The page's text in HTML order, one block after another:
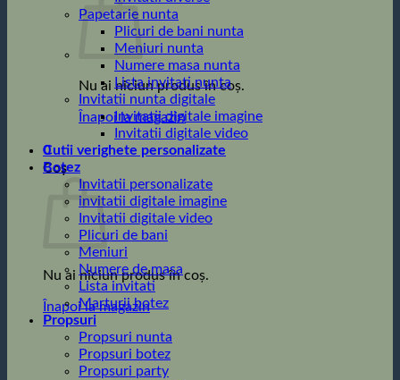
Nu ai niciun produs în coș.
Înapoi la magazin
0
Coș
Nu ai niciun produs în coș.
Înapoi la magazin
Papetarie nunta
Plicuri de bani nunta
Meniuri nunta
Numere masa nunta
Lista invitati nunta
Invitatii nunta digitale
Invitatii digitale imagine
Invitatii digitale video
Cutii verighete personalizate
Botez
Invitatii personalizate
invitatii digitale imagine
Invitatii digitale video
Plicuri de bani
Meniuri
Numere de masa
Lista invitati
Marturii botez
Propsuri
Propsuri nunta
Propsuri botez
Propsuri party